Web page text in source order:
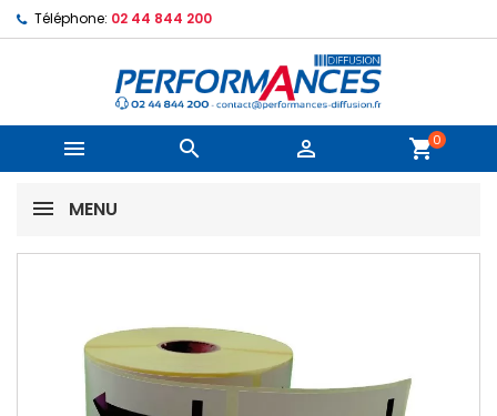
Téléphone: 02 44 844 200
   shopping_cart0
MENU